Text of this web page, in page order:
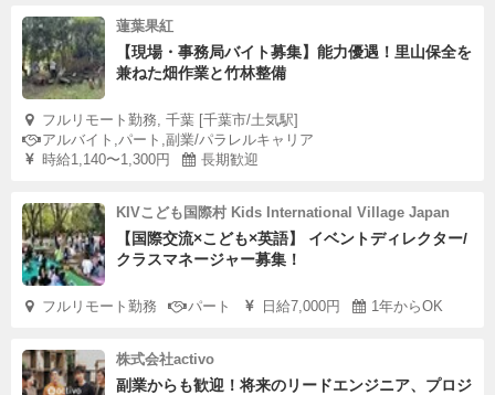
蓮葉果紅
【現場・事務局バイト募集】能力優遇！里山保全を
兼ねた畑作業と竹林整備
フルリモート勤務, 千葉 [千葉市/土気駅]
アルバイト,パート,副業/パラレルキャリア
時給1,140〜1,300円
長期歓迎
KIVこども国際村 Kids International Village Japan
【国際交流×こども×英語】 イベントディレクター/
クラスマネージャー募集！
フルリモート勤務 パート 日給7,000円 1年からOK
株式会社activo
副業からも歓迎！将来のリードエンジニア、プロジ